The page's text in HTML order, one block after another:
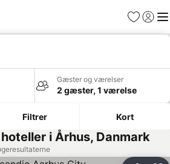
Favoritter
Log ind
Gæster og værelser
2 gæster, 1 værelse
Filtrer Kort
i Århus, Danmark